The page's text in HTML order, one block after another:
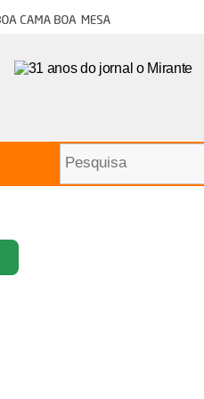
cama boa mesa